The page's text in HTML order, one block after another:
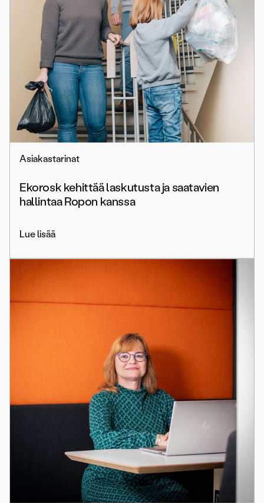
Asiakastarinat
Ekorosk kehittää laskutusta ja saatavien
hallintaa Ropon kanssa
Lue lisää